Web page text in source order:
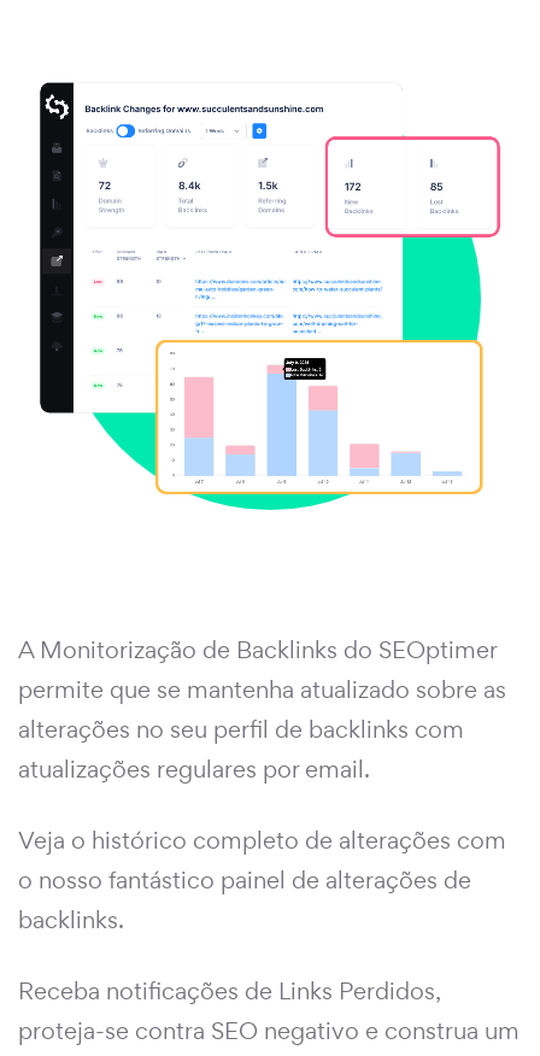
A Monitorização de Backlinks do SEOptimer
permite que se mantenha atualizado sobre as
alterações no seu perfil de backlinks com
atualizações regulares por email.
Veja o histórico completo de alterações com
o nosso fantástico painel de alterações de
backlinks.
Receba notificações de Links Perdidos,
proteja-se contra SEO negativo e construa um